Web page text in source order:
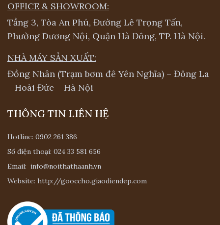
OFFICE & SHOWROOM:
Tầng 3, Tòa An Phú, Đường Lê Trọng Tấn,
Phường Dương Nội, Quận Hà Đông, TP. Hà Nội.
NHÀ MÁY SẢN XUẤT:
Đồng Nhân (Trạm bơm đê Yên Nghĩa) – Đông La
– Hoài Đức – Hà Nội
THÔNG TIN LIÊN HỆ
Hotline: 0902 261 386
Số điện thoại: 024 33 581 656
Email: info@noithathaanh.vn
Website: http://gooccho.giaodiendep.com